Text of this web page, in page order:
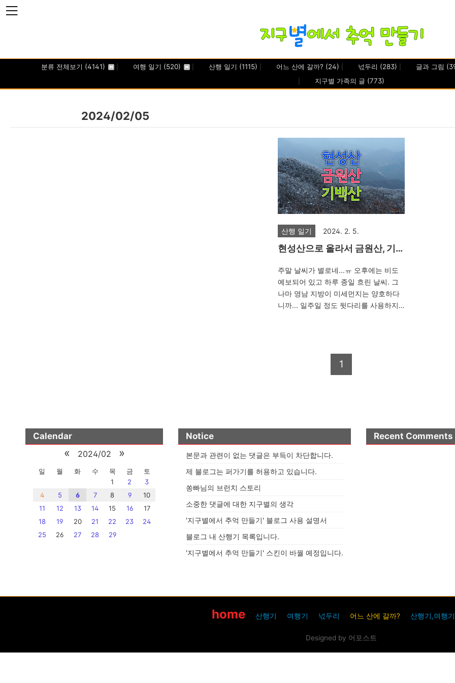
본문 바로가기
분류 전체보기 (4141) 여행 일기 (520) 산행 일기 (1115) 어느 산에 갈까? (24) 넋두리 (283) 글과 그림
지구별 가족의 글 (773)
2024/02/05
산행 일기 2024. 2. 5.
현성산으로 올라서 금원산, 기백
주말 날씨가 별로네...ㅠ 오후에는 비도
예보되어 있고 하루 종일 흐린 날씨. 그
나마 영남 지방이 미세먼지는 양호하다
니까... 일주일 정도 뒷다리를 사용하지
로 한바퀴 돌아 내려왔습니다. 산 위로는
눈이 제법 많이 내려있는데 몇일 지난 눈
이라 발자국이 빠져서 걷기 참 불편하고
석산 거망산, 그리고 이곳 능선을 잇는
코스를 황거금기(산행기 보기)라고 하는
데 그때보다 더 힘들었던 것 같습니다.
산행지 : 현성산~금원산~기백산 일 시 :
1
Calendar
« 2024/02 »
일 월 화 수 목 금
토
1
2
3
4
5 6 7 8 9
10
11
12 13 14 15 16
17
18
19 20 21 22 23
24
25
26 27 28 29
Notice
본문과 관련이 없는 댓글은 부득이 차단합니다.
제 블로그는 퍼가기를 허용하고 있습니다.
쏭빠님의 브런치 스토리
소중한 댓글에 대한 지구별의 생각
'지구별에서 추억 만들기' 블로그 사용 설명서
블로그 내 산행기 목록입니다.
'지구별에서 추억 만들기' 스킨이 바꿜 예정입니다.
Recent Comments
home 산행기 여행기 넋두리 어느 산에 갈까? 산행기,여행
Designed by 어포스트